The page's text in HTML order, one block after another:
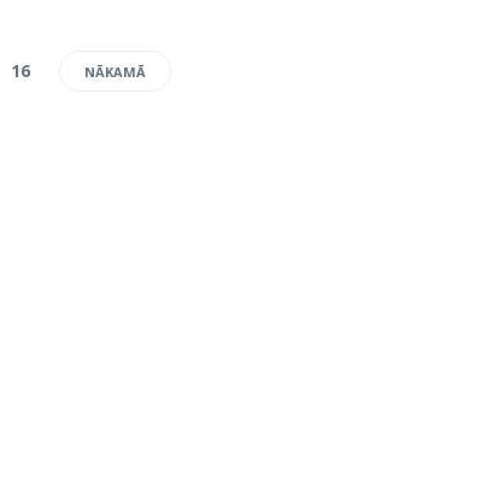
16 NĀKAMĀ